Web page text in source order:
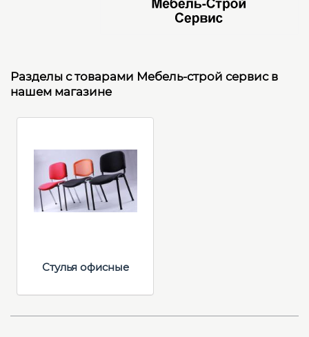
Разделы с товарами Мебель-строй сервис в
нашем магазине
Стулья офисные